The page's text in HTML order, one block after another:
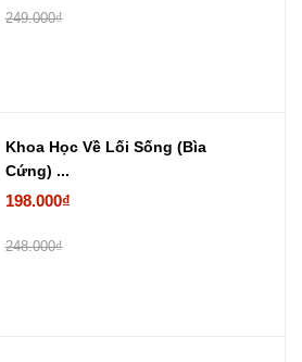
249.000₫
Khoa Học Về Lối Sống (Bìa
Cứng) ...
198.000₫
248.000₫